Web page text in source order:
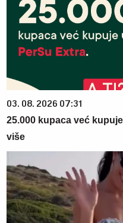
03. 08. 2026 07:31
25.000 kupaca već
više